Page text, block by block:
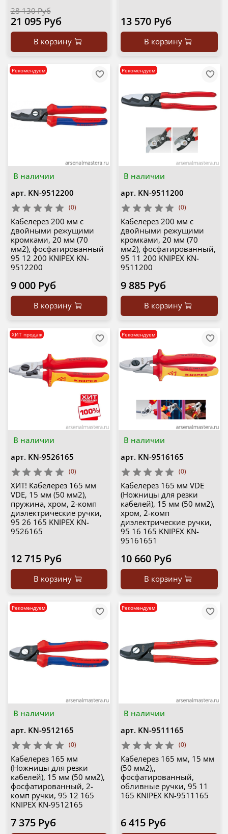
28 130 Руб
21 095 Руб
В корзину
13 570 Руб
В корзину
В наличии
Рекомендуем
арт. KN-9512200
(0)
Кабелерез 200 мм с
двойными режущими
кромками, 20 мм (70
мм2), фосфатированный
95 12 200 KNIPEX KN-
9512200
9 000 Руб
В корзину
В наличии
Рекомендуем
арт. KN-9511200
(0)
Кабелерез 200 мм с
двойными режущими
кромками, 20 мм (70
мм2), фосфатированный,
95 11 200 KNIPEX KN-
9511200
9 885 Руб
В корзину
В наличии
ХИТ продаж
арт. KN-9526165
(0)
ХИТ! Кабелерез 165 мм
VDE, 15 мм (50 мм2),
пружина, хром, 2-комп
диэлектрические ручки,
95 26 165 KNIPEX KN-
9526165
12 715 Руб
В корзину
В наличии
Рекомендуем
арт. KN-9516165
(0)
Кабелерез 165 мм VDE
(Ножницы для резки
кабелей), 15 мм (50 мм2),
хром, 2-комп
диэлектрические ручки,
95 16 165 KNIPEX KN-
95161651
10 660 Руб
В корзину
В наличии
Рекомендуем
арт. KN-9512165
(0)
Кабелерез 165 мм
(Ножницы для резки
кабелей), 15 мм (50 мм2),
фосфатированный, 2-
комп ручки, 95 12 165
KNIPEX KN-9512165
7 375 Руб
В наличии
Рекомендуем
арт. KN-9511165
(0)
Кабелерез 165 мм, 15 мм
(50 мм2),,
фосфатированный,
обливные ручки, 95 11
165 KNIPEX KN-9511165
6 415 Руб